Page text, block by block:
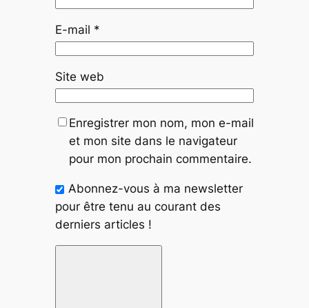
E-mail *
Site web
Enregistrer mon nom, mon e-mail
et mon site dans le navigateur
pour mon prochain commentaire.
Abonnez-vous à ma newsletter
pour être tenu au courant des
derniers articles !